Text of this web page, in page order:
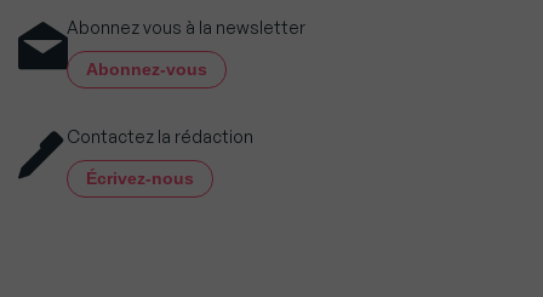
Abonnez vous à la newsletter
Abonnez-vous
Contactez la rédaction
Écrivez-nous